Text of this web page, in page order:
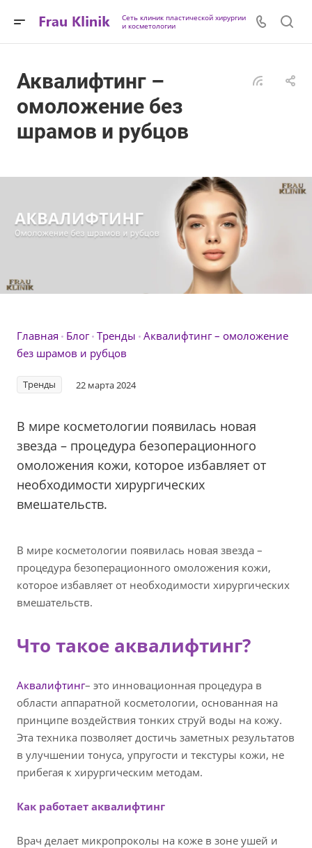
Сеть клиник пластической хирургии
и косметологии
Аквалифтинг –
омоложение без
шрамов и рубцов
Главная Блог Тренды Аквалифтинг – омоложение
без шрамов и рубцов
Тренды 22 марта 2024
В мире косметологии появилась новая
звезда – процедура безоперационного
омоложения кожи, которое избавляет от
необходимости хирургических
вмешательств.
В мире косметологии появилась новая звезда –
процедура безоперационного омоложения кожи,
которое избавляет от необходимости хирургических
вмешательств.
Что такое аквалифтинг?
Аквалифтинг– это инновационная процедура в
области аппаратной косметологии, основанная на
принципе воздействия тонких струй воды на кожу.
Эта техника позволяет достичь заметных результатов
в улучшении тонуса, упругости и текстуры кожи, не
прибегая к хирургическим методам.
Как работает аквалифтинг
Врач делает микропроколы на коже в зоне ушей и